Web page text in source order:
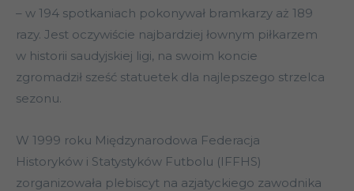
– w 194 spotkaniach pokonywał bramkarzy aż 189
razy. Jest oczywiście najbardziej łownym piłkarzem
w historii saudyjskiej ligi, na swoim koncie
zgromadził sześć statuetek dla najlepszego strzelca
sezonu.
W 1999 roku Międzynarodowa Federacja
Historyków i Statystyków Futbolu (IFFHS)
zorganizowała plebiscyt na azjatyckiego zawodnika